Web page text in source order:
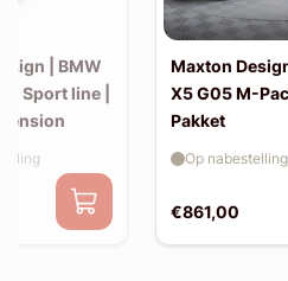
| BMW
Sport line |
Maxton
X5 G05 M-
Pakket
€861,00
Op nabestelling